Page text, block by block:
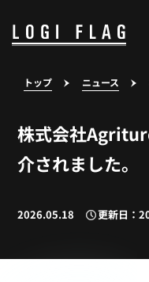
トップ ニュース
株式会社
介されました。
2026.05.18 更新日：